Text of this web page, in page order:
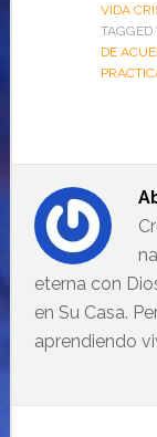
VIDA
DE
eterna con
en Su Casa.
aprendiendo